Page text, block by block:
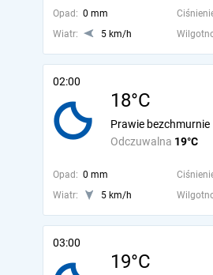
Opad: 0 mm
Wiatr:
5 km/h
02:00
18°C
Odczuwalna 19°C
Prawie bezchmurnie
Opad: 0 mm
Wiatr:
5 km/h
03:00
19°C